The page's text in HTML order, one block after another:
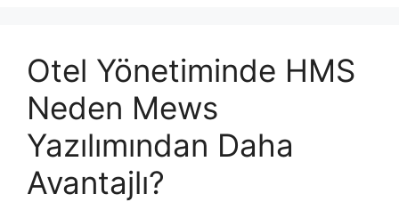
Otel Yönetiminde HMS
Neden Mews
Yazılımından Daha
Avantajlı?